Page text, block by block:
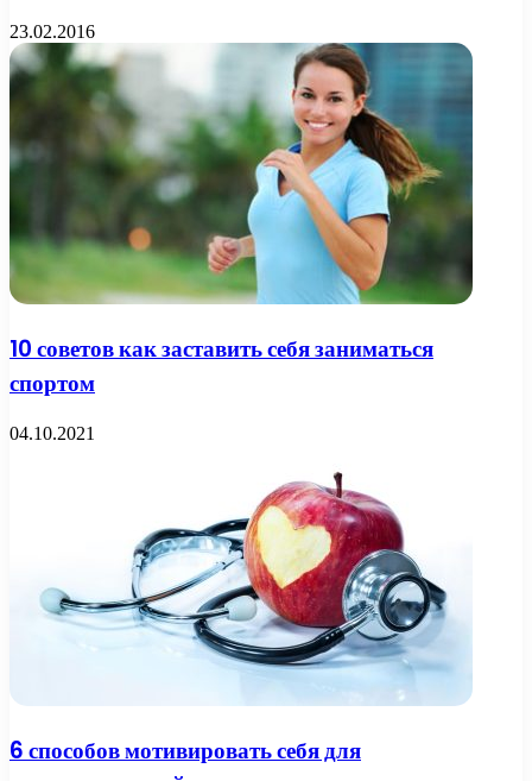
23.02.2016
10 советов как заставить себя заниматься
спортом
04.10.2021
6 способов мотивировать себя для